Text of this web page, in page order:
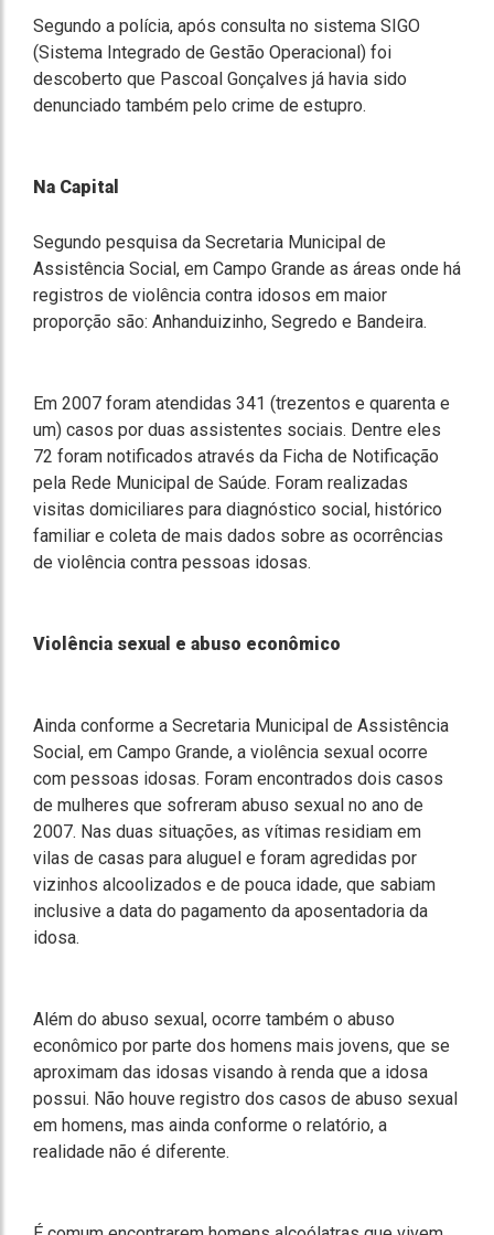
Segundo a polícia, após consulta no sistema SIGO
(Sistema Integrado de Gestão Operacional) foi
descoberto que Pascoal Gonçalves já havia sido
denunciado também pelo crime de estupro.
Na Capital
Segundo pesquisa da Secretaria Municipal de
Assistência Social, em Campo Grande as áreas onde há
registros de violência contra idosos em maior
proporção são: Anhanduizinho, Segredo e Bandeira.
Em 2007 foram atendidas 341 (trezentos e quarenta e
um) casos por duas assistentes sociais. Dentre eles
72 foram notificados através da Ficha de Notificação
pela Rede Municipal de Saúde. Foram realizadas
visitas domiciliares para diagnóstico social, histórico
familiar e coleta de mais dados sobre as ocorrências
de violência contra pessoas idosas.
Violência sexual e abuso econômico
Ainda conforme a Secretaria Municipal de Assistência
Social, em Campo Grande, a violência sexual ocorre
com pessoas idosas. Foram encontrados dois casos
de mulheres que sofreram abuso sexual no ano de
2007. Nas duas situações, as vítimas residiam em
vilas de casas para aluguel e foram agredidas por
vizinhos alcoolizados e de pouca idade, que sabiam
inclusive a data do pagamento da aposentadoria da
idosa.
Além do abuso sexual, ocorre também o abuso
econômico por parte dos homens mais jovens, que se
aproximam das idosas visando à renda que a idosa
possui. Não houve registro dos casos de abuso sexual
em homens, mas ainda conforme o relatório, a
realidade não é diferente.